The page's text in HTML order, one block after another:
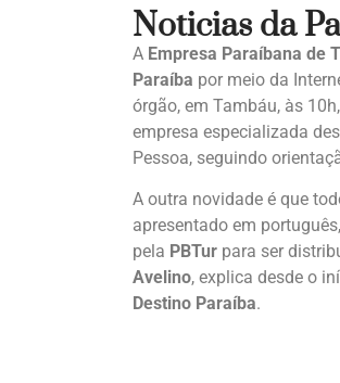
Noticias da
A Empresa Paraíbana de
Paraíba por meio da
órgão, em Tambáu, às
empresa especializada
Pessoa, seguindo
A outra novidade é que
apresentado em
pela PBTur para ser
Avelino, explica desde o
Destino Paraíba.